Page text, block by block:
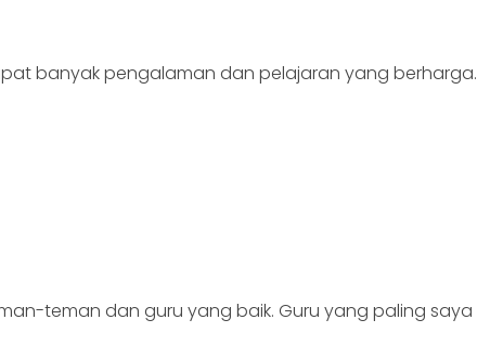
banyak pengalaman dan pelajaran yang berharga.
teman dan guru yang baik. Guru yang paling saya